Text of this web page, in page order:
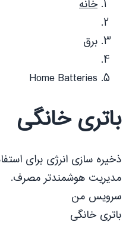
خانه
برق
Home Batteries
باتری خانگی
ذخیره سازی انرژی برای
مدیریت هوشمندتر مصرف.
سرویس من
باتری خانگی